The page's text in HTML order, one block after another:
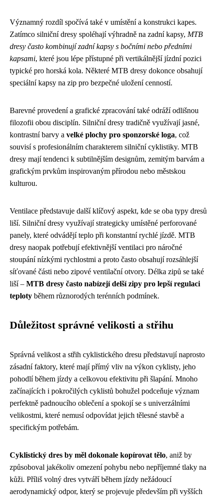
Významný rozdíl spočívá také v umístění a konstrukci kapes.
Zatímco silniční dresy spoléhají výhradně na zadní kapsy, MTB
dresy často kombinují zadní kapsy s bočními nebo předními
kapsami, které jsou lépe přístupné při vertikálnější jízdní pozici
typické pro horská kola. Některé MTB dresy dokonce obsahují
speciální kapsy na zip pro bezpečné uložení cenností.
Barevné provedení a grafické zpracování také odráží odlišnou
filozofii obou disciplín. Silniční dresy tradičně využívají jasné,
kontrastní barvy a velké plochy pro sponzorské loga, což
souvisí s profesionálním charakterem silniční cyklistiky. MTB
dresy mají tendenci k subtilnějším designům, zemitým barvám a
grafickým prvkům inspirovaným přírodou nebo městskou
kulturou.
Ventilace představuje další klíčový aspekt, kde se oba typy dresů
liší. Silniční dresy využívají strategicky umístěné perforované
panely, které odvádějí teplo při konstantní rychlé jízdě. MTB
dresy naopak potřebují efektivnější ventilaci pro náročné
stoupání nízkými rychlostmi a proto často obsahují rozsáhlejší
síťované části nebo zipové ventilační otvory. Délka zipů se také
liší – MTB dresy často nabízejí delší zipy pro lepší regulaci
teploty během různorodých terénních podmínek.
Důležitost správné velikosti a střihu
Správná velikost a střih cyklistického dresu představují naprosto
zásadní faktory, které mají přímý vliv na výkon cyklisty, jeho
pohodlí během jízdy a celkovou efektivitu při šlapání. Mnoho
začínajících i pokročilých cyklistů bohužel podceňuje význam
perfektně padnoucího oblečení a spokojí se s univerzálními
velikostmi, které nemusí odpovídat jejich tělesné stavbě a
specifickým potřebám.
Cyklistický dres by měl dokonale kopírovat tělo, aniž by
způsoboval jakékoliv omezení pohybu nebo nepříjemné tlaky na
kůži. Příliš volný dres vytváří během jízdy nežádoucí
aerodynamický odpor, který se projevuje především při vyšších